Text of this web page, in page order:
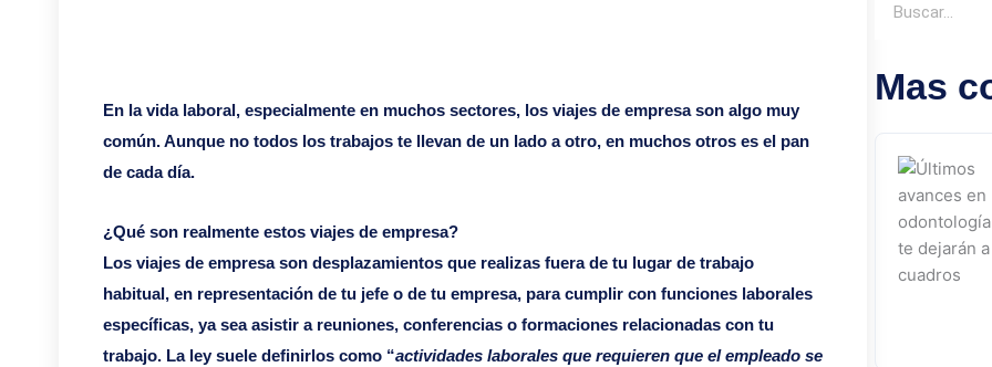
En la vida laboral, especialmente en muchos sectores, los viajes de empresa son algo muy
común. Aunque no todos los trabajos te llevan de un lado a otro, en muchos otros es el pan
de cada día.
¿Qué son realmente estos viajes de empresa?
Los viajes de empresa son desplazamientos que realizas fuera de tu lugar de trabajo
habitual, en representación de tu jefe o de tu empresa, para cumplir con funciones laborales
específicas, ya sea asistir a reuniones, conferencias o formaciones relacionadas con tu
trabajo. La ley suele definirlos como “actividades laborales que requieren que el empleado se
Mas